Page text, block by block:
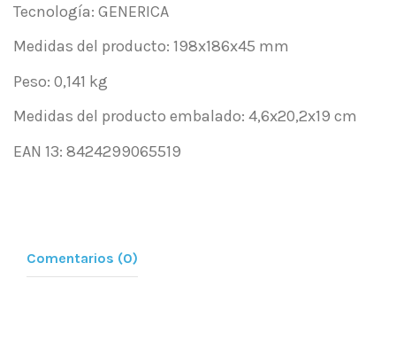
Tecnología: GENERICA
Medidas del producto: 198x186x45 mm
Peso: 0,141 kg
Medidas del producto embalado: 4,6x20,2x19 cm
EAN 13: 8424299065519
Comentarios (0)